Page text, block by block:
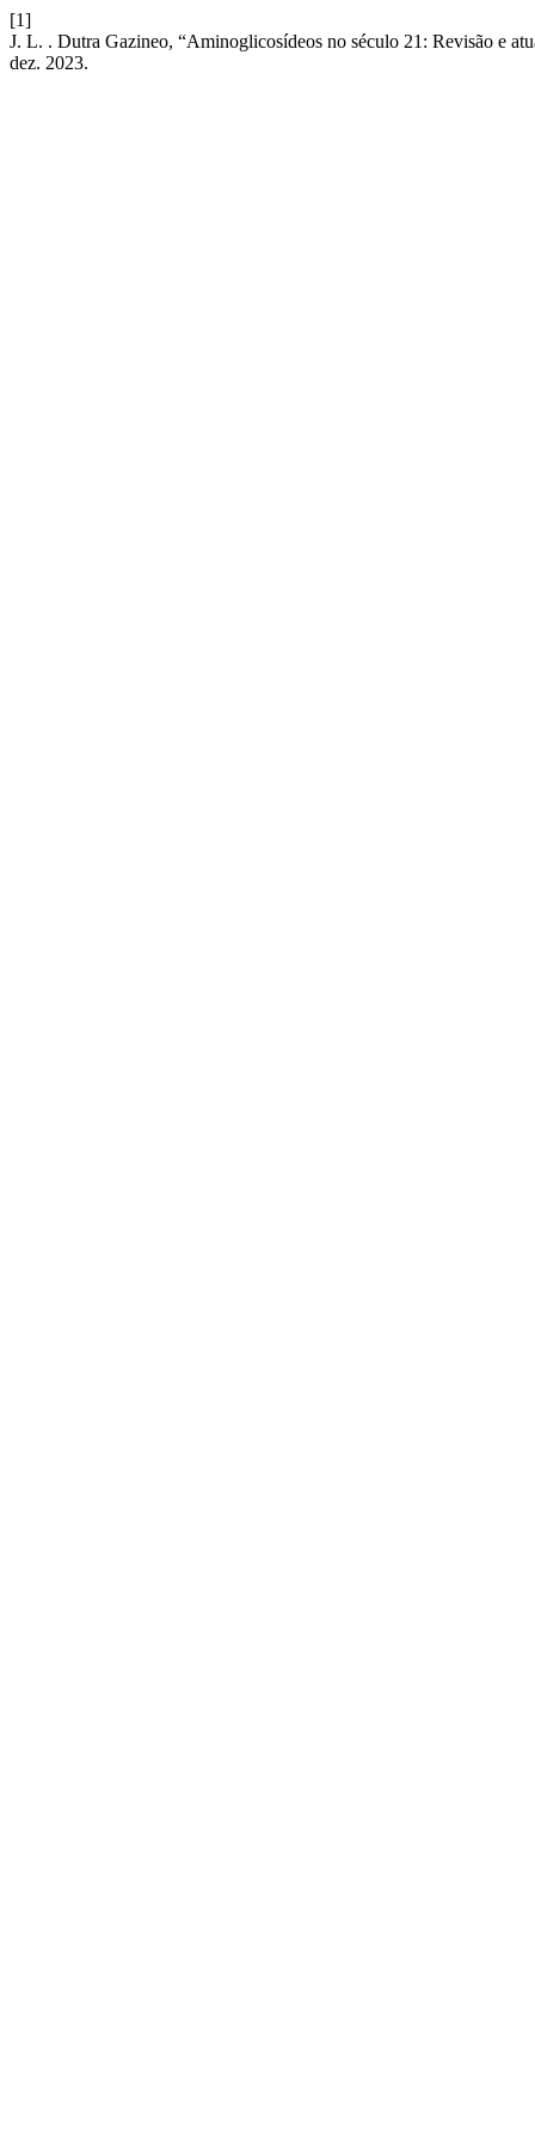
[1]
J. L. . Dutra Gazineo, “Aminoglicosídeos no século 21: Revisão e
dez. 2023.